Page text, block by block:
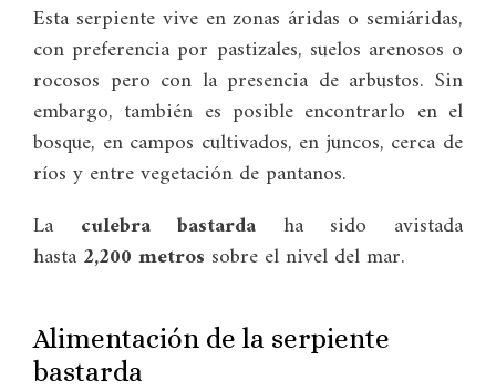
Esta serpiente vive en zonas áridas o semiáridas,
con preferencia por pastizales, suelos arenosos o
rocosos pero con la presencia de arbustos. Sin
embargo, también es posible encontrarlo en el
bosque, en campos cultivados, en juncos, cerca de
ríos y entre vegetación de pantanos.
La culebra bastarda ha sido avistada
hasta 2,200 metros sobre el nivel del mar.
Alimentación de la serpiente
bastarda